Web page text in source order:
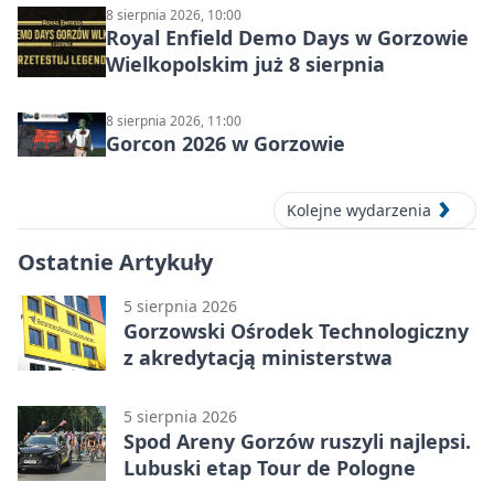
8 sierpnia 2026, 10:00
Royal Enfield Demo Days w Gorzowie
Wielkopolskim już 8 sierpnia
8 sierpnia 2026, 11:00
Gorcon 2026 w Gorzowie
Kolejne wydarzenia
Ostatnie Artykuły
5 sierpnia 2026
Gorzowski Ośrodek Technologiczny
z akredytacją ministerstwa
5 sierpnia 2026
Spod Areny Gorzów ruszyli najlepsi.
Lubuski etap Tour de Pologne